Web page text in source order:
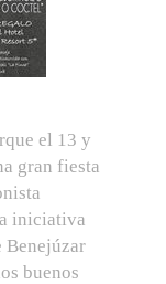
el 13 y
gran fiesta
iniciativa
Benejúzar
buenos